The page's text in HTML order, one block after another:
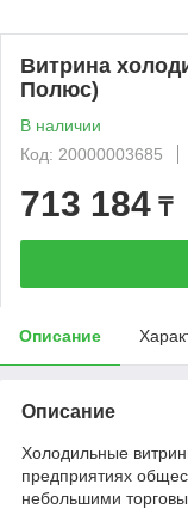
Витрина
Полюс)
В наличии
Код: 20000003685
713 184 ₸
Описание
Описание
Холодильные
предприятиях
небольшими